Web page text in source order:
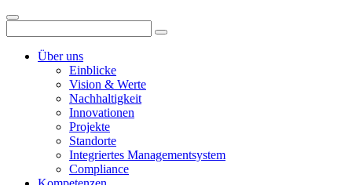
Über uns
Einblicke
Vision & Werte
Nachhaltigkeit
Innovationen
Projekte
Standorte
Integriertes Managementsystem
Compliance